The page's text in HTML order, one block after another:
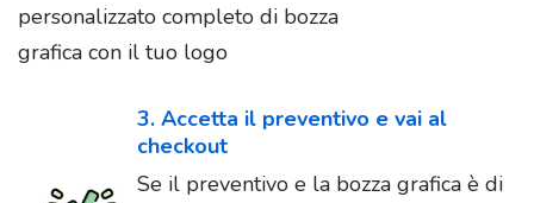
personalizzato completo di bozza
grafica con il tuo logo
3. Accetta il preventivo e vai al
checkout
Se il preventivo e la bozza grafica è di